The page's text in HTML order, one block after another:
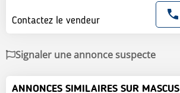
Contactez le vendeur
Signaler une annonce suspecte
ANNONCES SIMILAIRES SUR MASCUS